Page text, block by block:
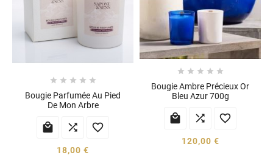
    
Bougie Parfumée Au Pied
De Mon Arbre
  
18,00 €
    
Bougie Ambre Précieux Or
Bleu Azur 700g
  
120,00 €